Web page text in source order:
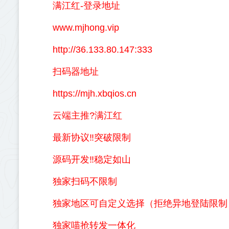
满江红-登录地址
www.mjhong.vip
http://36.133.80.147:333
扫码器地址
https://mjh.xbqios.cn
云端主推?满江红
最新协议‼️突破限制
源码开发‼️稳定如山
独家扫码不限制
独家地区可自定义选择（拒绝异地登陆限制
独家喵抢转发一体化